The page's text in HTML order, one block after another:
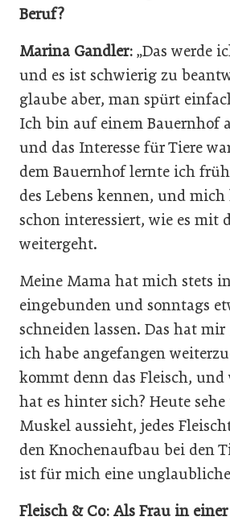
Beruf?
Marina Gandler: „Das werde
und es ist schwierig zu
glaube aber, man spürt
Ich bin auf einem Bauernhof
und das Interesse für Tiere
dem Bauernhof lernte ich
des Lebens kennen, und
schon interessiert, wie es mit
weitergeht.
Meine Mama hat mich stets
eingebunden und sonntags
schneiden lassen. Das hat
ich habe angefangen
kommt denn das Fleisch, und
hat es hinter sich? Heute
Muskel aussieht, jedes
den Knochenaufbau bei den
ist für mich eine unglaubliche
Fleisch & Co: Als Frau in einer